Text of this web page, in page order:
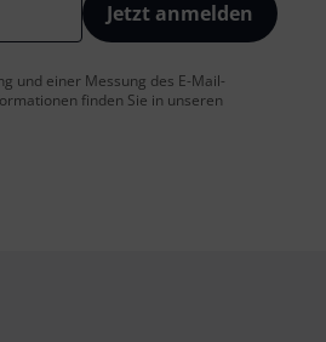
Jetzt anmelden
und einer Messung des E-Mail-
finden Sie in unseren